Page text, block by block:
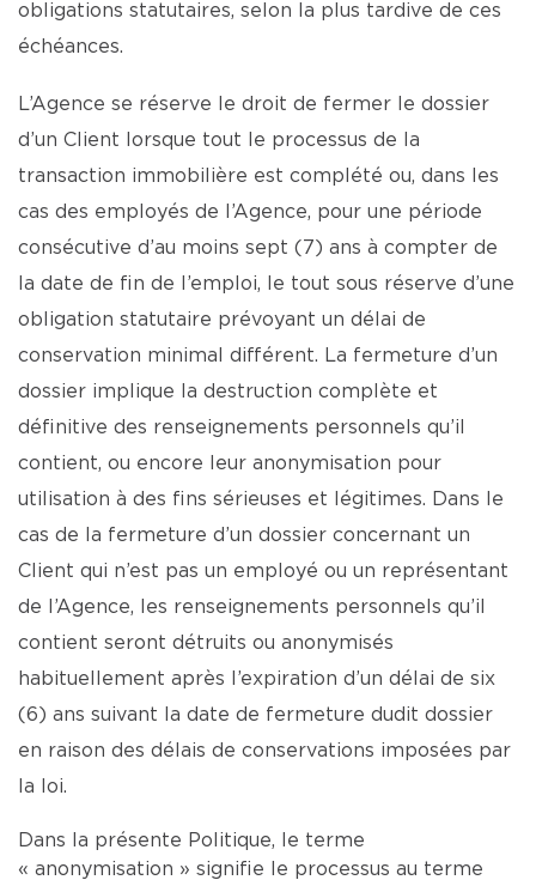
obligations statutaires, selon la plus tardive de ces
échéances.
L’Agence se réserve le droit de fermer le dossier
d’un Client lorsque tout le processus de la
transaction immobilière est complété ou, dans les
cas des employés de l’Agence, pour une période
consécutive d’au moins sept (7) ans à compter de
la date de fin de l’emploi, le tout sous réserve d’une
obligation statutaire prévoyant un délai de
conservation minimal différent. La fermeture d’un
dossier implique la destruction complète et
définitive des renseignements personnels qu’il
contient, ou encore leur anonymisation pour
utilisation à des fins sérieuses et légitimes. Dans le
cas de la fermeture d’un dossier concernant un
Client qui n’est pas un employé ou un représentant
de l’Agence, les renseignements personnels qu’il
contient seront détruits ou anonymisés
habituellement après l’expiration d’un délai de six
(6) ans suivant la date de fermeture dudit dossier
en raison des délais de conservations imposées par
la loi.
Dans la présente Politique, le terme
« anonymisation » signifie le processus au terme